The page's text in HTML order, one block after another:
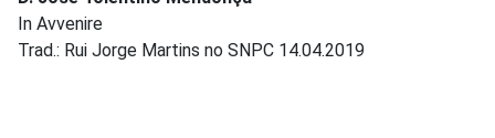
In Avvenire
Trad.: Rui Jorge Martins no SNPC 14.04.2019